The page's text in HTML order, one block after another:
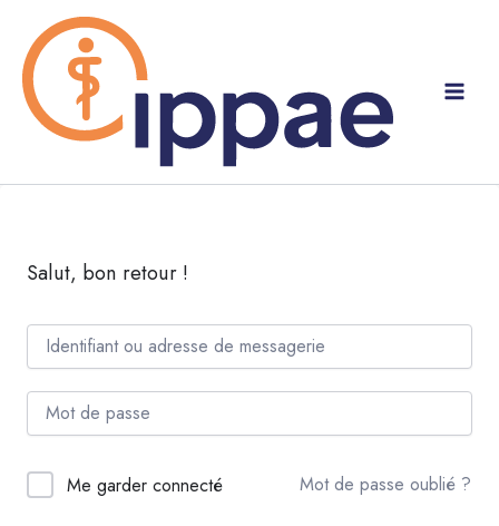
contenu
Salut, bon retour !
Me garder connecté Mot de passe oublié ?